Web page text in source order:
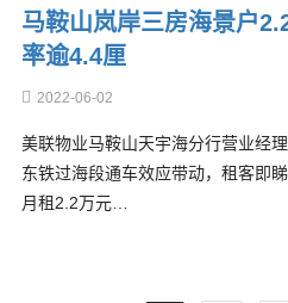
马鞍山岚岸三房海景户
率逾4.4厘
2022-06-02
美联物业马鞍山天宇海分行营业经
东铁过海段通车效应带动，租客即
月租2.2万元…